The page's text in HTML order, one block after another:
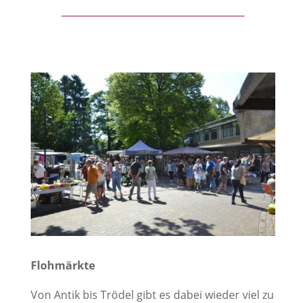
Flohmärkte
Von Antik bis Trödel gibt es dabei wieder viel zu